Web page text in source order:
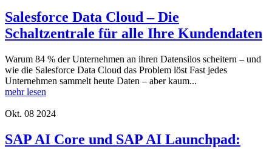
Salesforce Data Cloud – Die
Schaltzentrale für alle Ihre Kundendaten
Warum 84 % der Unternehmen an ihren Datensilos scheitern – und
wie die Salesforce Data Cloud das Problem löst Fast jedes
Unternehmen sammelt heute Daten – aber kaum...
mehr lesen
Okt. 08 2024
SAP AI Core und SAP AI Launchpad: